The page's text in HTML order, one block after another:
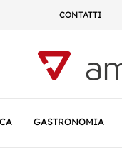
CONTATTI
GASTRONOMIA